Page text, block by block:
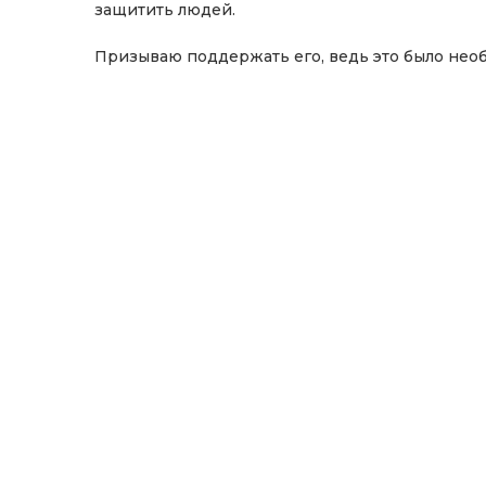
защитить людей.
Призываю поддержать его, ведь это было